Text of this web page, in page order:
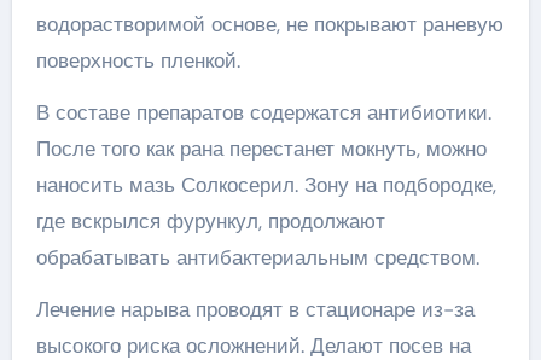
водорастворимой основе, не покрывают раневую
поверхность пленкой.
В составе препаратов содержатся антибиотики.
После того как рана перестанет мокнуть, можно
наносить мазь Солкосерил. Зону на подбородке,
где вскрылся фурункул, продолжают
обрабатывать антибактериальным средством.
Лечение нарыва проводят в стационаре из-за
высокого риска осложнений. Делают посев на